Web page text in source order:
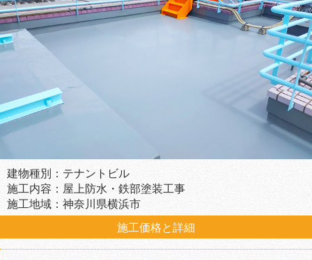
建物種別：テナントビル
施工内容：屋上防水・鉄部塗装工事
施工地域：神奈川県横浜市
施工価格と詳細